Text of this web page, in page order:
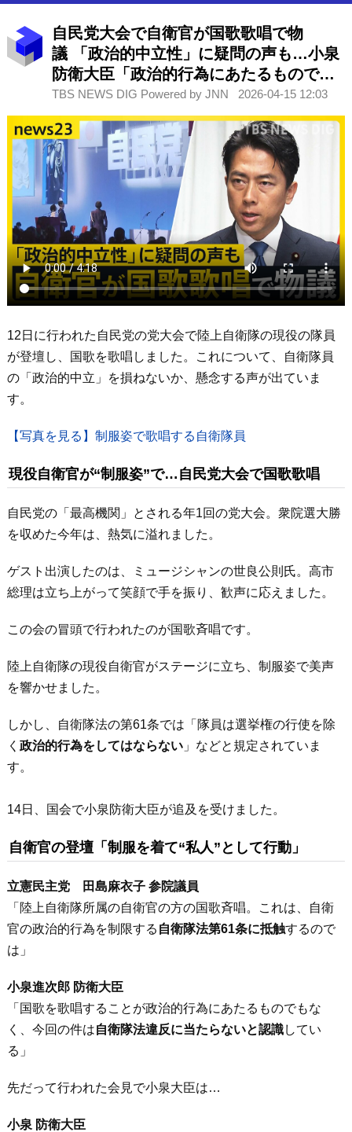
自民党大会で自衛官が国歌歌唱で物
議 「政治的中立性」に疑問の声も…小泉
防衛大臣「政治的行為にあたるものでは
ない」【news23】
TBS NEWS DIG Powered by JNN 2026-04-15 12:03
12日に行われた自民党の党大会で陸上自衛隊の現役の隊員
が登壇し、国歌を歌唱しました。これについて、自衛隊員
の「政治的中立」を損ねないか、懸念する声が出ていま
す。
【写真を見る】制服姿で歌唱する自衛隊員
現役自衛官が“制服姿”で…自民党大会で国歌歌唱
自民党の「最高機関」とされる年1回の党大会。衆院選大勝
を収めた今年は、熱気に溢れました。
ゲスト出演したのは、ミュージシャンの世良公則氏。高市
総理は立ち上がって笑顔で手を振り、歓声に応えました。
この会の冒頭で行われたのが国歌斉唱です。
陸上自衛隊の現役自衛官がステージに立ち、制服姿で美声
を響かせました。
しかし、自衛隊法の第61条では「隊員は選挙権の行使を除
く 政治的行為をしてはならない」などと規定されていま
す。
14日、国会で小泉防衛大臣が追及を受けました。
自衛官の登壇「制服を着て“私人”として行動」
立憲民主党 田島麻衣子 参院議員
「陸上自衛隊所属の自衛官の方の国歌斉唱。これは、自衛
官の政治的行為を制限する 自衛隊法第61条に抵触するので
は」
小泉進次郎 防衛大臣
「国歌を歌唱することが政治的行為にあたるものでもな
く、今回の件は自衛隊法違反に当たらないと認識してい
る」
先だって行われた会見で小泉大臣は…
小泉 防衛大臣